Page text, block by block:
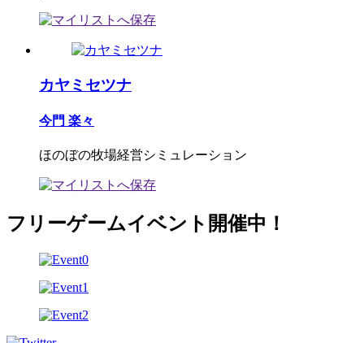
カヤミセツナ
今門 楽々
ほのぼの牧場経営シミュレーション
フリーゲームイベント開催中！